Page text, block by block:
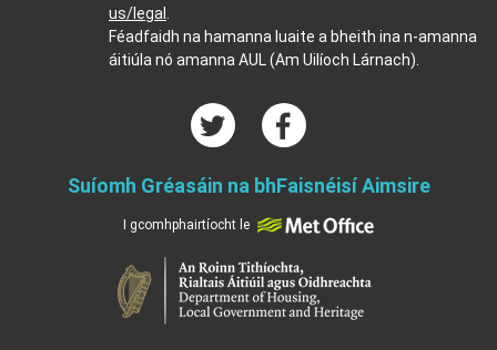
us/legal
Féadfaidh na hamanna luaite a bheith ina n-amanna
áitiúla nó amanna AUL (Am Uilíoch Lárnach).
Suíomh Gréasáin na bhFaisnéisí Aimsire
I gcomhphairtíocht le